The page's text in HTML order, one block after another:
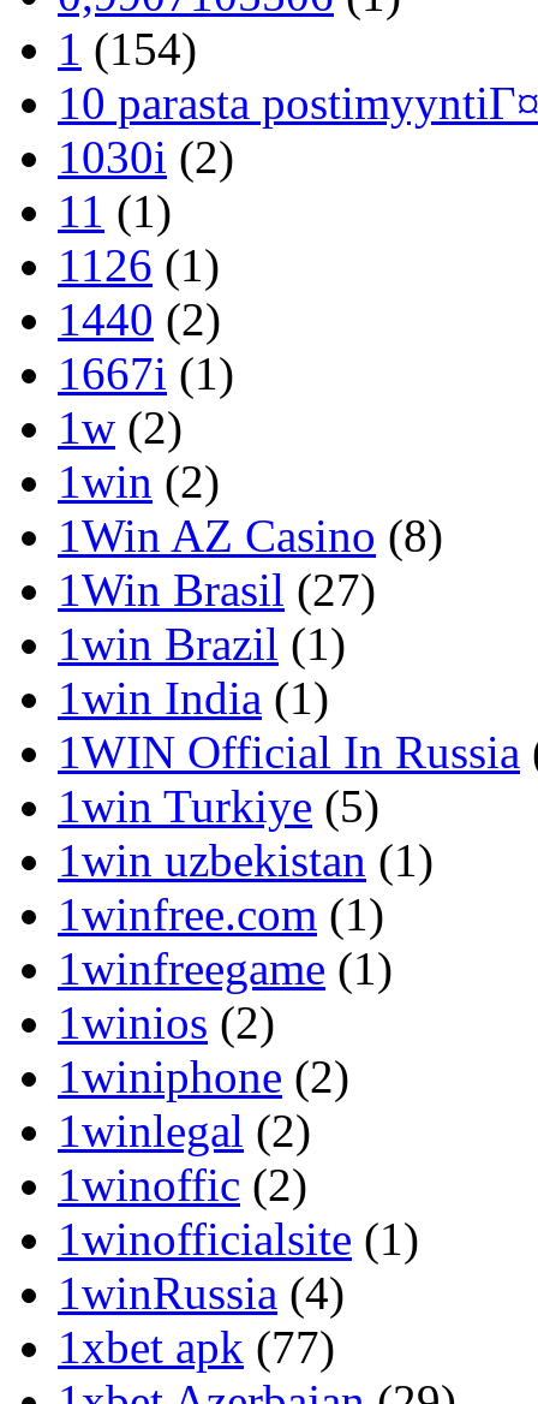
1 (154)
10 parasta
1030i (2)
11 (1)
1126 (1)
1440 (2)
1667i (1)
1w (2)
1win (2)
1Win AZ Casino (8)
1Win Brasil (27)
1win Brazil (1)
1win India (1)
1WIN Official In Russia
1win Turkiye (5)
1win uzbekistan (1)
1winfree.com (1)
1winfreegame (1)
1winios (2)
1winiphone (2)
1winlegal (2)
1winoffic (2)
1winofficialsite (1)
1winRussia (4)
1xbet apk (77)